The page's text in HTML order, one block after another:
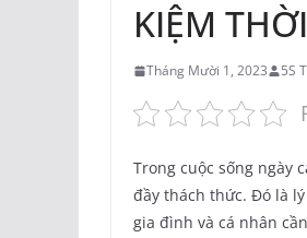
KIỆM
Tháng Mười 1, 2023 5S
Trong cuộc sống ngày
đầy thách thức. Đó là lý
gia đình và cá nhân